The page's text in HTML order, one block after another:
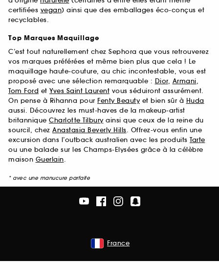
certifiées vegan) ainsi que des emballages éco-conçus et
recyclables.
Top Marques Maquillage
C’est tout naturellement chez Sephora que vous retrouverez
vos marques préférées et même bien plus que cela ! Le
maquillage haute-couture, au chic incontestable, vous est
proposé avec une sélection remarquable : Dior, Armani,
Tom Ford et Yves Saint Laurent vous séduiront assurément.
On pense à Rihanna pour Fenty Beautyet bien sûr à Huda
aussi. Découvrez les must-haves de la makeup-artist
britannique Charlotte Tilburyainsi que ceux de la reine du
sourcil, chez Anastasia Beverly Hills. Offrez-vous enfin une
excursion dans l’outback australien avec les produits Tarte
ou une balade sur les Champs-Elysées grâce à la célèbre
maison Guerlain.
* avec une manucure parfaite
France